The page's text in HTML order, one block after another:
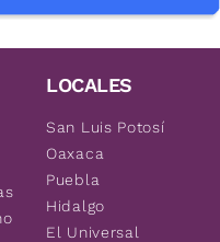
LOCALES
San Luis Potosí
Oaxaca
Puebla
Hidalgo
El Universal